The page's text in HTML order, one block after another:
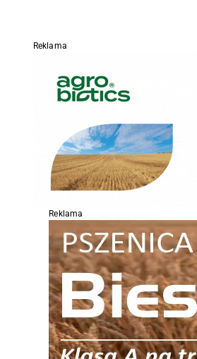
Reklama
Reklama